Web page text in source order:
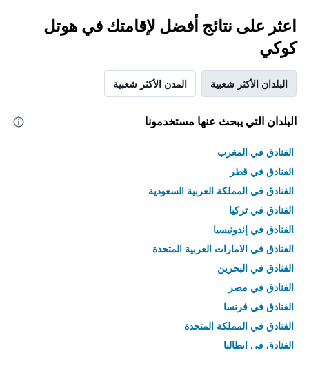
اعثر على نتائج أفضل لإقامتك في هوتل
كوكي
البلدان الأكثر شعبية المدن الأكثر شعبية
البلدان التي يبحث عنها مستخدمونا
الفنادق في المغرب
الفنادق في قطر
الفنادق في المملكة العربية السعودية
الفنادق في تركيا
الفنادق في إندونيسيا
الفنادق في الامارات العربية المتحدة
الفنادق في البحرين
الفنادق في مصر
الفنادق في فرنسا
الفنادق في المملكة المتحدة
الفنادق في إيطاليا